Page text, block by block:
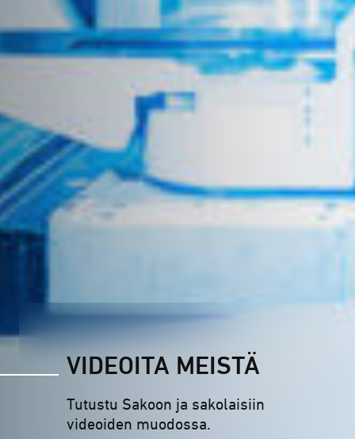
VIDEOITA MEISTÄ
Tutustu Sakoon ja sakolaisiin
videoiden muodossa.